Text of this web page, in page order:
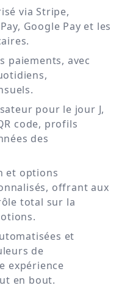
via Stripe,
Google Pay et les
paiements, avec
pour le jour J,
code, profils
des
et options
offrant aux
total sur la
et
de
expérience
en bout.